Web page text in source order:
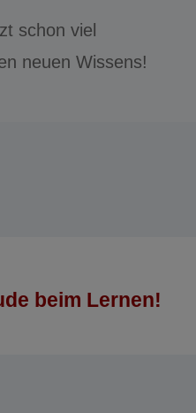
schon viel
neuen Wissens!
beim Lernen!